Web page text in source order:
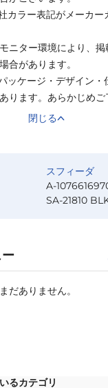
カラー表記がメーカー
ニター環境により、
合があります。
ッケージ・デザイン・
ります。あらかじめご
閉じる
スフィーダ
A-
SA-21810
だありません。
るカテゴリ